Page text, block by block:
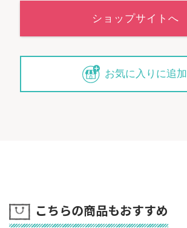
お気に入りに追加
こちらの商品もおすすめ